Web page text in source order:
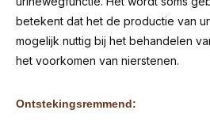
betekent dat het de productie van
mogelijk nuttig bij het behandelen
het voorkomen van nierstenen.
Ontstekingsremmend: